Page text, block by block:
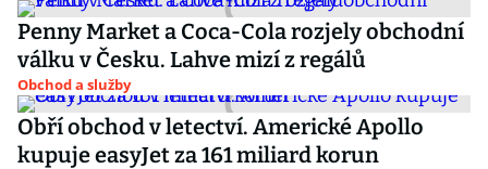
Penny Market a Coca-Cola rozjely obchodní
válku v Česku. Lahve mizí z regálů
Obchod a služby
Obří obchod v letectví. Americké Apollo
kupuje easyJet za 161 miliard korun